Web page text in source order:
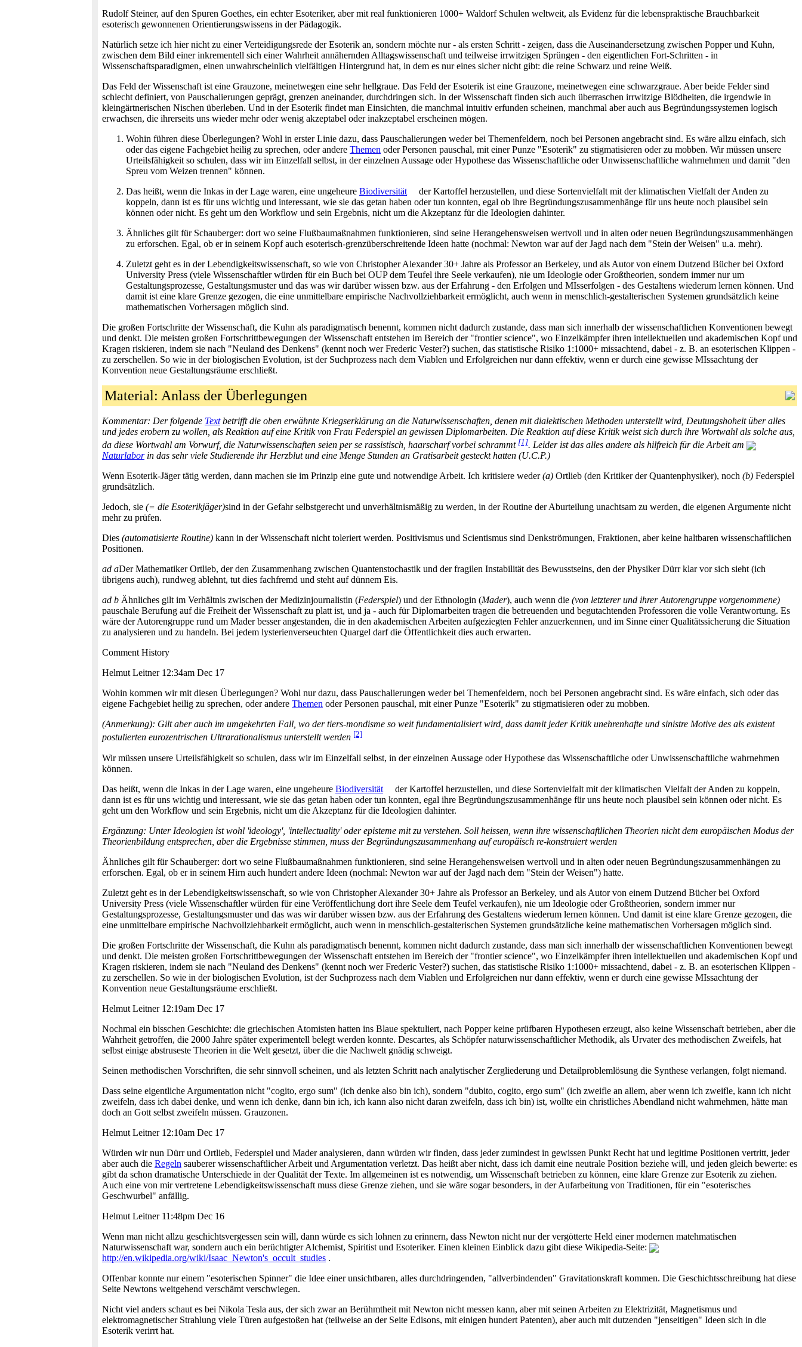
Rudolf Steiner, auf den Spuren Goethes, ein echter Esoteriker, aber mit real funktionieren 1000+ Waldorf Schulen weltweit, als Evidenz für die lebenspraktische Brauchbarkeit
esoterisch gewonnenen Orientierungswissens in der Pädagogik.
Natürlich setze ich hier nicht zu einer Verteidigungsrede der Esoterik an, sondern möchte nur - als ersten Schritt - zeigen, dass die Auseinandersetzung zwischen Popper und Kuhn,
zwischen dem Bild einer inkrementell sich einer Wahrheit annähernden Alltagswissenschaft und teilweise irrwitzigen Sprüngen - den eigentlichen Fort-Schritten - in
Wissenschaftsparadigmen, einen unwahrscheinlich vielfältigen Hintergrund hat, in dem es nur eines sicher nicht gibt: die reine Schwarz und reine Weiß.
Das Feld der Wissenschaft ist eine Grauzone, meinetwegen eine sehr hellgraue. Das Feld der Esoterik ist eine Grauzone, meinetwegen eine schwarzgraue. Aber beide Felder sind
schlecht definiert, von Pauschalierungen geprägt, grenzen aneinander, durchdringen sich. In der Wissenschaft finden sich auch überraschen irrwitzige Blödheiten, die irgendwie in
kleingärtnerischen Nischen überleben. Und in der Esoterik findet man Einsichten, die manchmal intuitiv erfunden scheinen, manchmal aber auch aus Begründungssystemen logisch
erwachsen, die ihrerseits uns wieder mehr oder wenig akzeptabel oder inakzeptabel erscheinen mögen.
Wohin führen diese Überlegungen? Wohl in erster Linie dazu, dass Pauschalierungen weder bei Themenfeldern, noch bei Personen angebracht sind. Es wäre allzu einfach, sich
oder das eigene Fachgebiet heilig zu sprechen, oder andere Themen oder Personen pauschal, mit einer Punze "Esoterik" zu stigmatisieren oder zu mobben. Wir müssen unsere
Urteilsfähigkeit so schulen, dass wir im Einzelfall selbst, in der einzelnen Aussage oder Hypothese das Wissenschaftliche oder Unwissenschaftliche wahrnehmen und damit "den
Spreu vom Weizen trennen" können.
Das heißt, wenn die Inkas in der Lage waren, eine ungeheure Biodiversität
der Kartoffel herzustellen, und diese Sortenvielfalt mit der klimatischen Vielfalt der Anden zu
koppeln, dann ist es für uns wichtig und interessant, wie sie das getan haben oder tun konnten, egal ob ihre Begründungszusammenhänge für uns heute noch plausibel sein
können oder nicht. Es geht um den Workflow und sein Ergebnis, nicht um die Akzeptanz für die Ideologien dahinter.
Ähnliches gilt für Schauberger: dort wo seine Flußbaumaßnahmen funktionieren, sind seine Herangehensweisen wertvoll und in alten oder neuen Begründungszusammenhängen
zu erforschen. Egal, ob er in seinem Kopf auch esoterisch-grenzüberschreitende Ideen hatte (nochmal: Newton war auf der Jagd nach dem "Stein der Weisen" u.a. mehr).
Zuletzt geht es in der Lebendigkeitswissenschaft, so wie von Christopher Alexander 30+ Jahre als Professor an Berkeley, und als Autor von einem Dutzend Bücher bei Oxford
University Press (viele Wissenschaftler würden für ein Buch bei OUP dem Teufel ihre Seele verkaufen), nie um Ideologie oder Großtheorien, sondern immer nur um
Gestaltungsprozesse, Gestaltungsmuster und das was wir darüber wissen bzw. aus der Erfahrung - den Erfolgen und MIsserfolgen - des Gestaltens wiederum lernen können. Und
damit ist eine klare Grenze gezogen, die eine unmittelbare empirische Nachvollziehbarkeit ermöglicht, auch wenn in menschlich-gestalterischen Systemen grundsätzlich keine
mathematischen Vorhersagen möglich sind.
Die großen Fortschritte der Wissenschaft, die Kuhn als paradigmatisch benennt, kommen nicht dadurch zustande, dass man sich innerhalb der wissenschaftlichen Konventionen bewegt
und denkt. Die meisten großen Fortschrittbewegungen der Wissenschaft entstehen im Bereich der "frontier science", wo Einzelkämpfer ihren intellektuellen und akademischen Kopf und
Kragen riskieren, indem sie nach "Neuland des Denkens" (kennt noch wer Frederic Vester?) suchen, das statistische Risiko 1:1000+ missachtend, dabei - z. B. an esoterischen Klippen -
zu zerschellen. So wie in der biologischen Evolution, ist der Suchprozess nach dem Viablen und Erfolgreichen nur dann effektiv, wenn er durch eine gewisse MIssachtung der
Konvention neue Gestaltungsräume erschließt.
Material: Anlass der Überlegungen
Kommentar: Der folgende Textbetrifft die oben erwähnte Kriegserklärung an die Naturwissenschaften, denen mit dialektischen Methoden unterstellt wird, Deutungshoheit über alles
und jedes erobern zu wollen, als Reaktion auf eine Kritik von Frau Federspiel an gewissen Diplomarbeiten. Die Reaktion auf diese Kritik weist sich durch ihre Wortwahl als solche aus,
da diese Wortwahl am Vorwurf, die Naturwissenschaften seien per se rassistisch, haarscharf vorbei schrammt [1]. Leider ist das alles andere als hilfreich für die Arbeit am
Naturlaborin das sehr viele Studierende ihr Herzblut und eine Menge Stunden an Gratisarbeit gesteckt hatten (U.C.P.)
Wenn Esoterik-Jäger tätig werden, dann machen sie im Prinzip eine gute und notwendige Arbeit. Ich kritisiere weder(a) Ortlieb (den Kritiker der Quantenphysiker), noch (b) Federspiel
grundsätzlich.
Jedoch, sie (= die Esoterikjäger)sind in der Gefahr selbstgerecht und unverhältnismäßig zu werden, in der Routine der Aburteilung unachtsam zu werden, die eigenen Argumente nicht
mehr zu prüfen.
Dies (automatisierte Routine) kann in der Wissenschaft nicht toleriert werden. Positivismus und Scientismus sind Denkströmungen, Fraktionen, aber keine haltbaren wissenschaftlichen
Positionen.
ad aDer Mathematiker Ortlieb, der den Zusammenhang zwischen Quantenstochastik und der fragilen Instabilität des Bewusstseins, den der Physiker Dürr klar vor sich sieht (ich
übrigens auch), rundweg ablehnt, tut dies fachfremd und steht auf dünnem Eis.
ad b Ähnliches gilt im Verhältnis zwischen der Medizinjournalistin (Federspiel) und der Ethnologin (Mader), auch wenn die (von letzterer und ihrer Autorengruppe vorgenommene)
pauschale Berufung auf die Freiheit der Wissenschaft zu platt ist, und ja - auch für Diplomarbeiten tragen die betreuenden und begutachtenden Professoren die volle Verantwortung. Es
wäre der Autorengruppe rund um Mader besser angestanden, die in den akademischen Arbeiten aufgeziegten Fehler anzuerkennen, und im Sinne einer Qualitätssicherung die Situation
zu analysieren und zu handeln. Bei jedem lysterienverseuchten Quargel darf die Öffentlichkeit dies auch erwarten.
Comment History
Helmut Leitner 12:34am Dec 17
Wohin kommen wir mit diesen Überlegungen? Wohl nur dazu, dass Pauschalierungen weder bei Themenfeldern, noch bei Personen angebracht sind. Es wäre einfach, sich oder das
eigene Fachgebiet heilig zu sprechen, oder andere Themen oder Personen pauschal, mit einer Punze "Esoterik" zu stigmatisieren oder zu mobben.
(Anmerkung): Gilt aber auch im umgekehrten Fall, wo der tiers-mondisme so weit fundamentalisiert wird, dass damit jeder Kritik unehrenhafte und sinistre Motive des als existent
postulierten eurozentrischen Ultrarationalismus unterstellt werden [2]
Wir müssen unsere Urteilsfähigkeit so schulen, dass wir im Einzelfall selbst, in der einzelnen Aussage oder Hypothese das Wissenschaftliche oder Unwissenschaftliche wahrnehmen
können.
Das heißt, wenn die Inkas in der Lage waren, eine ungeheure Biodiversität
der Kartoffel herzustellen, und diese Sortenvielfalt mit der klimatischen Vielfalt der Anden zu koppeln,
dann ist es für uns wichtig und interessant, wie sie das getan haben oder tun konnten, egal ihre Begründungszusammenhänge für uns heute noch plausibel sein können oder nicht. Es
geht um den Workflow und sein Ergebnis, nicht um die Akzeptanz für die Ideologien dahinter.
Ergänzung: Unter Ideologien ist wohl 'ideology', 'intellectuality' oder episteme mit zu verstehen. Soll heissen, wenn ihre wissenschaftlichen Theorien nicht dem europäischen Modus der
Theorienbildung entsprechen, aber die Ergebnisse stimmen, muss der Begründungszusammenhang auf europäisch re-konstruiert werden
Ähnliches gilt für Schauberger: dort wo seine Flußbaumaßnahmen funktionieren, sind seine Herangehensweisen wertvoll und in alten oder neuen Begründungszusammenhängen zu
erforschen. Egal, ob er in seinem Hirn auch hundert andere Ideen (nochmal: Newton war auf der Jagd nach dem "Stein der Weisen") hatte.
Zuletzt geht es in der Lebendigkeitswissenschaft, so wie von Christopher Alexander 30+ Jahre als Professor an Berkeley, und als Autor von einem Dutzend Bücher bei Oxford
University Press (viele Wissenschaftler würden für eine Veröffentlichung dort ihre Seele dem Teufel verkaufen), nie um Ideologie oder Großtheorien, sondern immer nur
Gestaltungsprozesse, Gestaltungsmuster und das was wir darüber wissen bzw. aus der Erfahrung des Gestaltens wiederum lernen können. Und damit ist eine klare Grenze gezogen, die
eine unmittelbare empirische Nachvollziehbarkeit ermöglicht, auch wenn in menschlich-gestalterischen Systemen grundsätzliche keine mathematischen Vorhersagen möglich sind.
Die großen Fortschritte der Wissenschaft, die Kuhn als paradigmatisch benennt, kommen nicht dadurch zustande, dass man sich innerhalb der wissenschaftlichen Konventionen bewegt
und denkt. Die meisten großen Fortschrittbewegungen der Wissenschaft entstehen im Bereich der "frontier science", wo Einzelkämpfer ihren intellektuellen und akademischen Kopf und
Kragen riskieren, indem sie nach "Neuland des Denkens" (kennt noch wer Frederic Vester?) suchen, das statistische Risiko 1:1000+ missachtend, dabei - z. B. an esoterischen Klippen -
zu zerschellen. So wie in der biologischen Evolution, ist der Suchprozess nach dem Viablen und Erfolgreichen nur dann effektiv, wenn er durch eine gewisse MIssachtung der
Konvention neue Gestaltungsräume erschließt.
Helmut Leitner 12:19am Dec 17
Nochmal ein bisschen Geschichte: die griechischen Atomisten hatten ins Blaue spektuliert, nach Popper keine prüfbaren Hypothesen erzeugt, also keine Wissenschaft betrieben, aber die
Wahrheit getroffen, die 2000 Jahre später experimentell belegt werden konnte. Descartes, als Schöpfer naturwissenschaftlicher Methodik, als Urvater des methodischen Zweifels, hat
selbst einige abstruseste Theorien in die Welt gesetzt, über die die Nachwelt gnädig schweigt.
Seinen methodischen Vorschriften, die sehr sinnvoll scheinen, und als letzten Schritt nach analytischer Zergliederung und Detailproblemlösung die Synthese verlangen, folgt niemand.
Dass seine eigentliche Argumentation nicht "cogito, ergo sum" (ich denke also bin ich), sondern "dubito, cogito, ergo sum" (ich zweifle an allem, aber wenn ich zweifle, kann ich nicht
zweifeln, dass ich dabei denke, und wenn ich denke, dann bin ich, ich kann also nicht daran zweifeln, dass ich bin) ist, wollte ein christliches Abendland nicht wahrnehmen, hätte man
doch an Gott selbst zweifeln müssen. Grauzonen.
Helmut Leitner 12:10am Dec 17
Würden wir nun Dürr und Ortlieb, Federspiel und Mader analysieren, dann würden wir finden, dass jeder zumindest in gewissen Punkt Recht hat und legitime Positionen vertritt, jeder
aber auch die Regeln sauberer wissenschaftlicher Arbeit und Argumentation verletzt. Das heißt aber nicht, dass ich damit eine neutrale Position beziehe will, und jeden gleich bewerte: es
gibt da schon dramatische Unterschiede in der Qualität der Texte. Im allgemeinen ist es notwendig, um Wissenschaft betrieben zu können, eine klare Grenze zur Esoterik zu ziehen.
Auch eine von mir vertretene Lebendigkeitswissenschaft muss diese Grenze ziehen, und sie wäre sogar besonders, in der Aufarbeitung von Traditionen, für ein "esoterisches
Geschwurbel" anfällig.
Helmut Leitner 11:48pm Dec 16
Wenn man nicht allzu geschichtsvergessen sein will, dann würde es sich lohnen zu erinnern, dass Newton nicht nur der vergötterte Held einer modernen matehmatischen
Naturwissenschaft war, sondern auch ein berüchtigter Alchemist, Spiritist und Esoteriker. Einen kleinen Einblick dazu gibt diese Wikipedia-Seite:
http://en.wikipedia.org/wiki/Isaac_Newton's_occult_studies .
Offenbar konnte nur einem "esoterischen Spinner" die Idee einer unsichtbaren, alles durchdringenden, "allverbindenden" Gravitationskraft kommen. Die Geschichtsschreibung hat diese
Seite Newtons weitgehend verschämt verschwiegen.
Nicht viel anders schaut es bei Nikola Tesla aus, der sich zwar an Berühmtheit mit Newton nicht messen kann, aber mit seinen Arbeiten zu Elektrizität, Magnetismus und
elektromagnetischer Strahlung viele Türen aufgestoßen hat (teilweise an der Seite Edisons, mit einigen hundert Patenten), aber auch mit dutzenden "jenseitigen" Ideen sich in die
Esoterik verirrt hat.